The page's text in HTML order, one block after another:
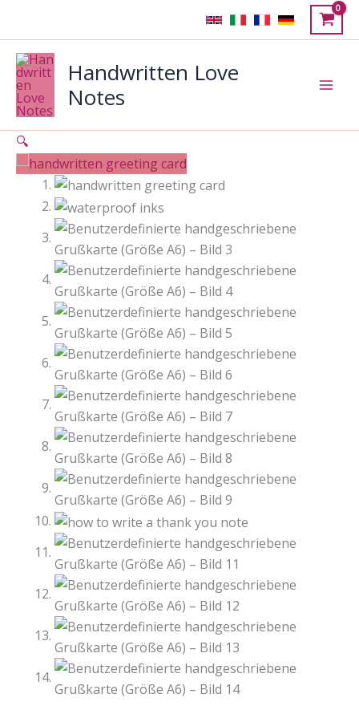
springen
Handwritten Love
Notes
🔍